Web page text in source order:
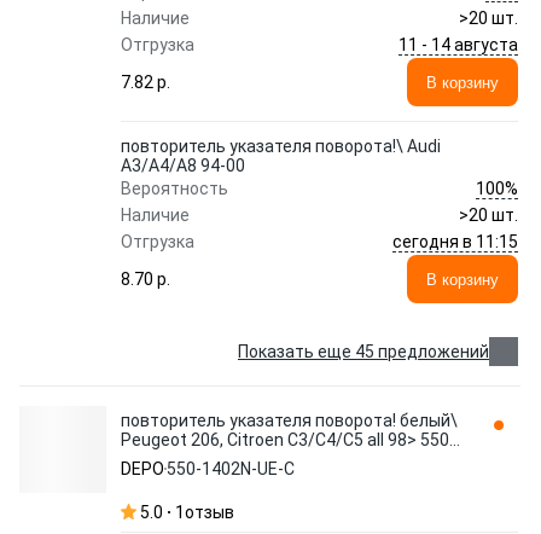
Наличие
>20 шт.
Отгрузка
11 - 14 августа
7.82 p.
В корзину
повторитель указателя поворота!\ Audi
A3/A4/A8 94-00
Вероятность
100%
Наличие
>20 шт.
Отгрузка
сегодня в 11:15
8.70 p.
В корзину
Показать еще 45 предложений
повторитель указателя поворота! белый\
Peugeot 206, Citroen C3/C4/C5 all 98> 550-
1402N-UE-C DEPO
DEPO 550-1402N-UE-C
5.0 1отзыв